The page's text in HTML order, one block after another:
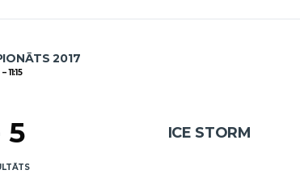
2017
11:15
ICE STORM
5